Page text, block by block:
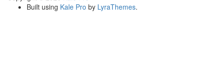
Built using Kale Pro by LyraThemes.